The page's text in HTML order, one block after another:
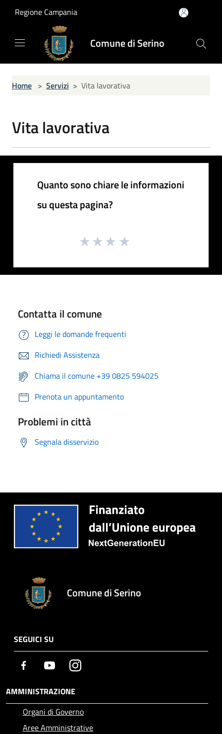
Regione Campania
Comune di Serino
Home > Servizi > Vita lavorativa
Vita lavorativa
Quanto sono chiare le informazioni
su questa pagina?
Contatta il comune
Leggi le domande frequenti
Richiedi Assistenza
Chiama il comune +39 0825 594025
Prenota un appuntamento
Problemi in città
Segnala disservizio
Comune di Serino
SEGUICI SU
Facebook YoutubeInstagram
AMMINISTRAZIONE
Organi di Governo
Aree Amministrative